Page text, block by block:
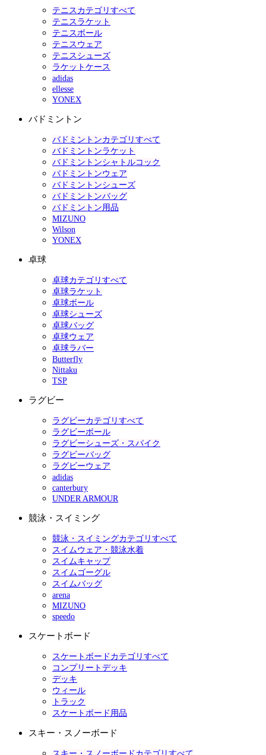
テニスカテゴリすべて
テニスラケット
テニスボール
テニスウェア
テニスシューズ
ラケットケース
adidas
ellesse
YONEX
バドミントン
バドミントンカテゴリすべて
バドミントンラケット
バドミントンシャトルコック
バドミントンウェア
バドミントンシューズ
バドミントンバッグ
バドミントン用品
MIZUNO
Wilson
YONEX
卓球
卓球カテゴリすべて
卓球ラケット
卓球ボール
卓球シューズ
卓球バッグ
卓球ウェア
卓球ラバー
Butterfly
Nittaku
TSP
ラグビー
ラグビーカテゴリすべて
ラグビーボール
ラグビーシューズ・スパイク
ラグビーバッグ
ラグビーウェア
adidas
canterbury
UNDER ARMOUR
競泳・スイミング
競泳・スイミングカテゴリすべて
スイムウェア・競泳水着
スイムキャップ
スイムゴーグル
スイムバッグ
arena
MIZUNO
speedo
スケートボード
スケートボードカテゴリすべて
コンプリートデッキ
デッキ
ウィール
トラック
スケートボード用品
スキー・スノーボード